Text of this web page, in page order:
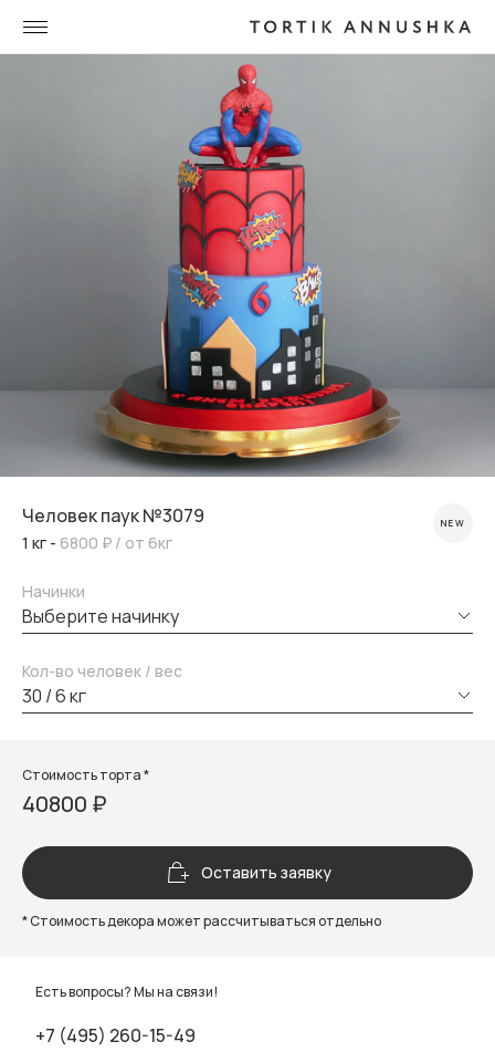
Человек паук №3079
1 кг - 6800 ₽ / от 6кг
NEW
Начинки
выберите начинку
Кол-во человек / вес
30 / 6 кг
Стоимость торта *
40800 ₽
Оставить заявку
* Стоимость декора может рассчитываться отдельно
Есть вопросы? Мы на связи!
+7 (495) 260-15-49